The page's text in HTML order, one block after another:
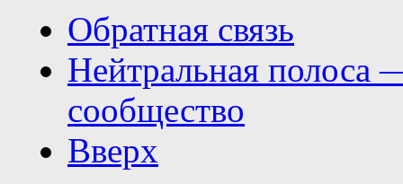
Обратная связь
Нейтральная полоса
сообщество
Вверх